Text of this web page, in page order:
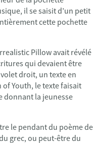
il se saisit d’un petit
cette pochette
Pillow avait révélé
qui devaient être
droit, un texte en
Youth, le texte faisait
donnant la jeunesse
le pendant du poème de
grec, ou peut-être du